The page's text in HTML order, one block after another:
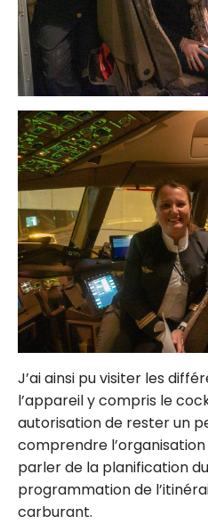
J’ai ainsi pu visiter les
l’appareil y compris le
autorisation de rester un
comprendre
parler de la planification
programmation de
carburant.